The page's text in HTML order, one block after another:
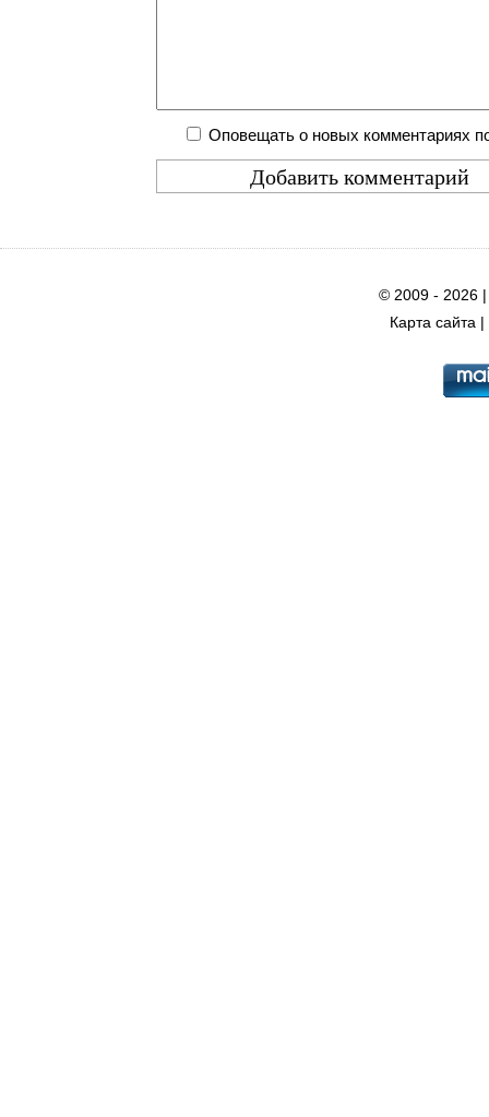
Оповещать о новых комментариях
© 2009 - 2026
Карта сайта